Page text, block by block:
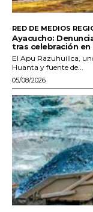
RED DE MEDIOS
Ayacucho:
tras celebración
El Apu Razuhuillca,
Huanta y fuente de...
05/08/2026